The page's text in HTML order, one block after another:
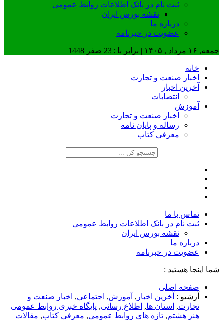
ثبت نام در بانک اطلاعات روابط عمومی
نقشه بورس ایران
درباره ما
عضويت در خبرنامه
جمعه, ۱۶ مرداد , ۱۴۰۵ | برابر با : 23 صفر 1448
خانه
اخبار صنعت و تجارت
آخرین اخبار
انتصابات
آموزش
اخبار صنعت و تجارت
رساله و پایان نامه
معرفی کتاب
تماس با ما
ثبت نام در بانک اطلاعات روابط عمومی
نقشه بورس ایران
درباره ما
عضويت در خبرنامه
شما اینجا هستید :
صفحه اصلی
آرشیو : آخرین اخبار , آموزش, اجتماعی, اخبار صنعت و
تجارت, استان ها, اطلاع رسانی, پایگاه خبری روابط عمومی
هنر هشتم, تازه های روابط عمومی, معرفی کتاب, مقالات